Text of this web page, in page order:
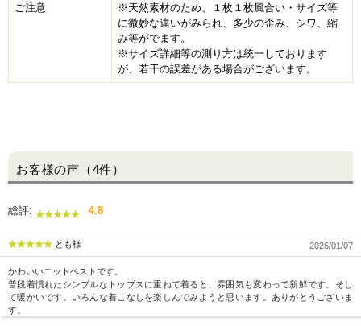
ご注意
※天然素材のため、１枚１枚風合い・サイズ等
に微妙な違いがみられ、多少の歪み、シワ、縮
み等がでます。
※サイズ詳細等の測り方は統一しております
が、若干の誤差がある場合がございます。
お客様の声（4件）
総評: 4.8
とも様 2026/01/07
かわいいニットベストです。
普段着慣れたシンプルなトップスに重ねて着ると、雰囲気も変わって新鮮です。そし
て暖かいです。いろんな着こなしを楽しんでみようと思います。ありがとうございま
す。